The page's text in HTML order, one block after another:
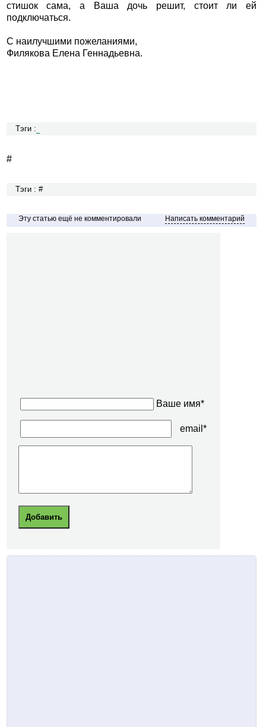
стишок сама, а Ваша дочь решит, стоит ли ей
подключаться.
С наилучшими пожеланиями,
Филякова Елена Геннадьевна.
Тэги :
#
Тэги : #
Эту статью ещё не комментировали Написать комментарий
Ваше имя*
email*